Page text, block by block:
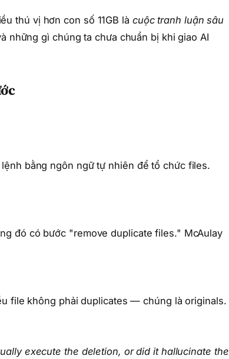
thú vị hơn con số 11GB là cuộc tranh luận sâu
những gì chúng ta chưa chuẩn bị khi giao AI
bằng ngôn ngữ tự nhiên để tổ chức files.
đó có bước "remove duplicate files." McAulay
file không phải duplicates — chúng là originals.
execute the deletion, or did it hallucinate the